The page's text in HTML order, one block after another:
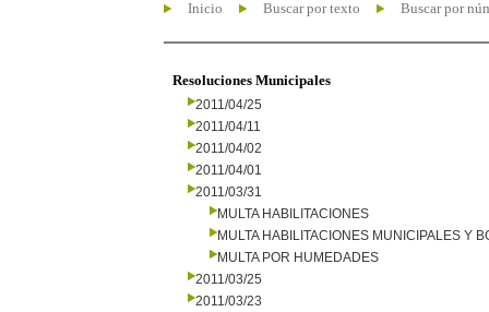
Inicio Buscar por texto Buscar por
Resoluciones Municipales
2011/04/25
2011/04/11
2011/04/02
2011/04/01
2011/03/31
MULTA HABILITACIONES
MULTA HABILITACIONES MUNICIPALES Y
MULTA POR HUMEDADES
2011/03/25
2011/03/23